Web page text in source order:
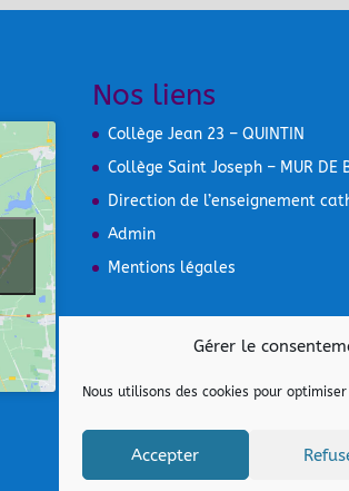
Gérer le
Nous utilisons des cookies pour
Accepter
Nos liens
Collège Jean 23 – QUINTIN
Collège Saint Joseph – MUR DE
Direction de l’enseignement
Admin
Mentions légales